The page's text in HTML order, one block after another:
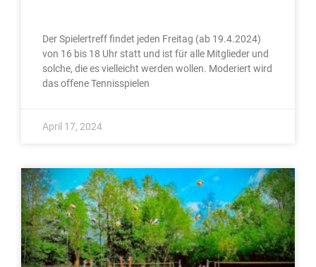
Der Spielertreff findet jeden Freitag (ab 19.4.2024)
von 16 bis 18 Uhr statt und ist für alle Mitglieder und
solche, die es vielleicht werden wollen. Moderiert wird
das offene Tennisspielen
April 17, 2024